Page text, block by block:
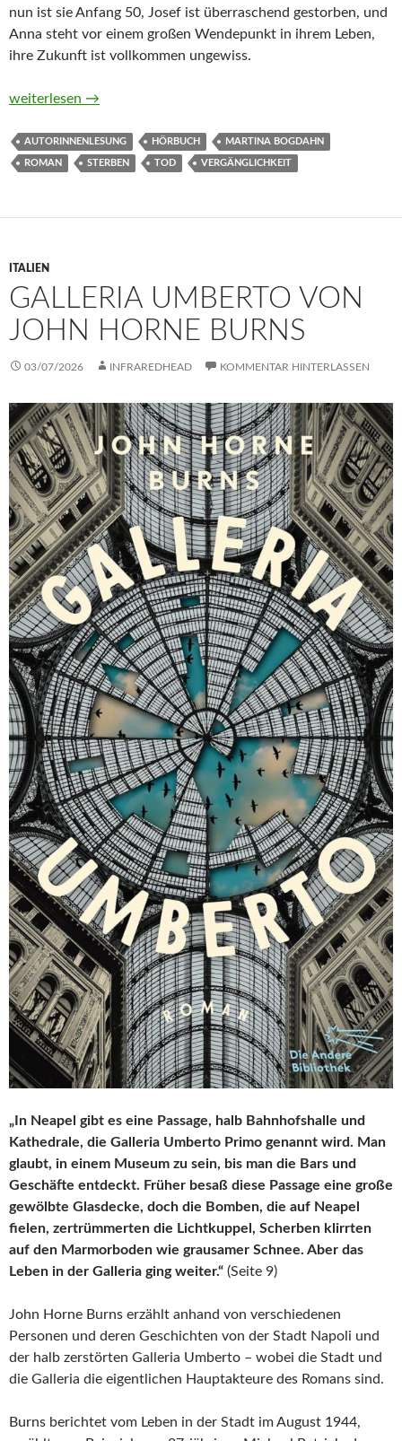
nun ist sie Anfang 50, Josef ist überraschend gestorben, und
Anna steht vor einem großen Wendepunkt in ihrem Leben,
ihre Zukunft ist vollkommen ungewiss.
Mirabellentage von Martina Bogdahn (Hörbuch)
weiterlesen →
AUTORINNENLESUNG HÖRBUCH MARTINA BOGDAHN
ROMAN STERBEN TOD VERGÄNGLICHKEIT
ITALIEN
GALLERIA UMBERTO VON
JOHN HORNE BURNS
03/07/2026 INFRAREDHEAD KOMMENTAR HINTERLASSEN
„In Neapel gibt es eine Passage, halb Bahnhofshalle und
Kathedrale, die Galleria Umberto Primo genannt wird. Man
glaubt, in einem Museum zu sein, bis man die Bars und
Geschäfte entdeckt. Früher besaß diese Passage eine große
gewölbte Glasdecke, doch die Bomben, die auf Neapel
fielen, zertrümmerten die Lichtkuppel, Scherben klirrten
auf den Marmorboden wie grausamer Schnee. Aber das
Leben in der Galleria ging weiter.“ (Seite 9)
John Horne Burns erzählt anhand von verschiedenen
Personen und deren Geschichten von der Stadt Napoli und
der halb zerstörten Galleria Umberto – wobei die Stadt und
die Galleria die eigentlichen Hauptakteure des Romans sind.
Burns berichtet vom Leben in der Stadt im August 1944,